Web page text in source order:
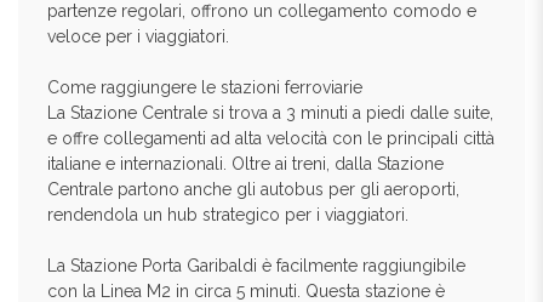
partenze regolari, offrono un collegamento comodo e
veloce per i viaggiatori.
Come raggiungere le stazioni ferroviarie
La Stazione Centrale si trova a 3 minuti a piedi dalle suite,
e offre collegamenti ad alta velocità con le principali città
italiane e internazionali. Oltre ai treni, dalla Stazione
Centrale partono anche gli autobus per gli aeroporti,
rendendola un hub strategico per i viaggiatori.
La Stazione Porta Garibaldi è facilmente raggiungibile
con la Linea M2 in circa 5 minuti. Questa stazione è